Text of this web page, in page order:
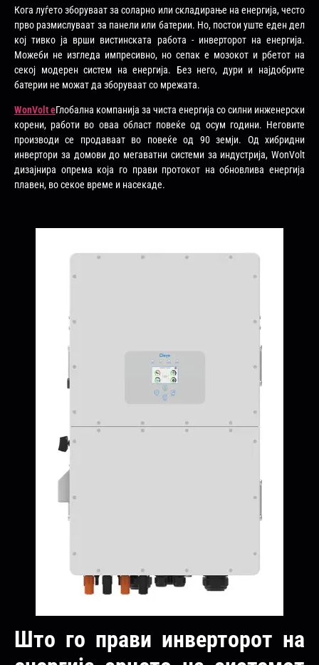
Кога луѓето зборуваат за соларно или складирање на енергија, често
прво размислуваат за панели или батерии. Но, постои уште еден дел
кој тивко ја врши вистинската работа - инверторот на енергија.
Можеби не изгледа импресивно, но сепак е мозокот и рбетот на
секој модерен систем на енергија. Без него, дури и најдобрите
батерии не можат да зборуваат со мрежата.
WonVolt еГлобална компанија за чиста енергија со силни инженерски
корени, работи во оваа област повеќе од осум години. Неговите
производи се продаваат во повеќе од 90 земји. Од хибридни
инвертори за домови до мегаватни системи за индустрија, WonVolt
дизајнира опрема која го прави протокот на обновлива енергија
плавен, во секое време и насекаде.
Што го прави инверторот на